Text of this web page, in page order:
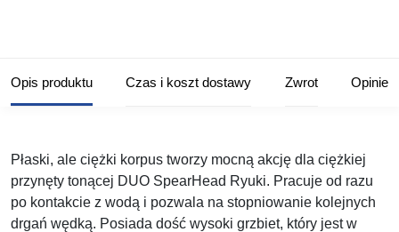
Opis produktu Czas i koszt dostawy Zwrot Opinie
Płaski, ale ciężki korpus tworzy mocną akcję dla ciężkiej
przynęty tonącej DUO SpearHead Ryuki. Pracuje od razu
po kontakcie z wodą i pozwala na stopniowanie kolejnych
drgań wędką. Posiada dość wysoki grzbiet, który jest w